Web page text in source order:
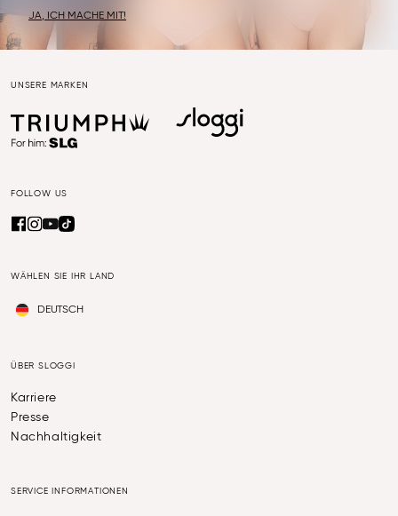
JA, ICH MACHE MIT!
UNSERE MARKEN
FOLLOW US
WÄHLEN SIE IHR LAND
DEUTSCH
ÜBER SLOGGI
Karriere
Presse
Nachhaltigkeit
SERVICE INFORMATIONEN